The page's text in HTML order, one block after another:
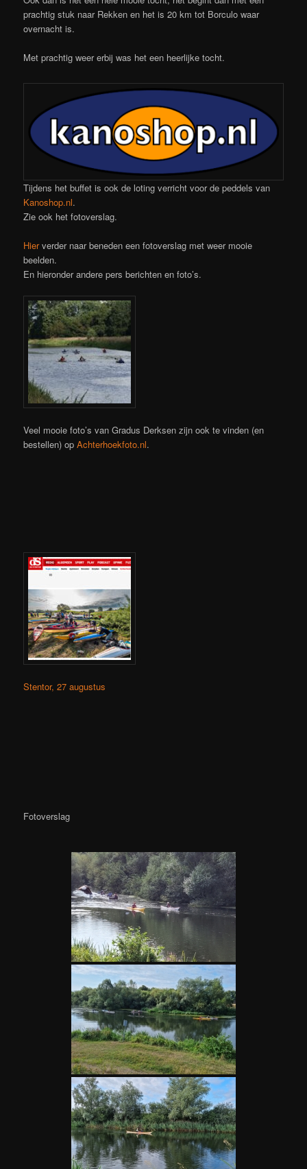
prachtig stuk naar Rekken en het is 20 km tot Borculo waar
overnacht is.
Met prachtig weer erbij was het een heerlijke tocht.
Tijdens het buffet is ook de loting verricht voor de peddels van
Kanoshop.nl.
Zie ook het fotoverslag.
Hierverder naar beneden een fotoverslag met weer mooie
beelden.
En hieronder andere pers berichten en foto’s.
Veel mooie foto’s van Gradus Derksen zijn ook te vinden (en
bestellen) opAchterhoekfoto.nl.
Stentor, 27 augustus
Fotoverslag